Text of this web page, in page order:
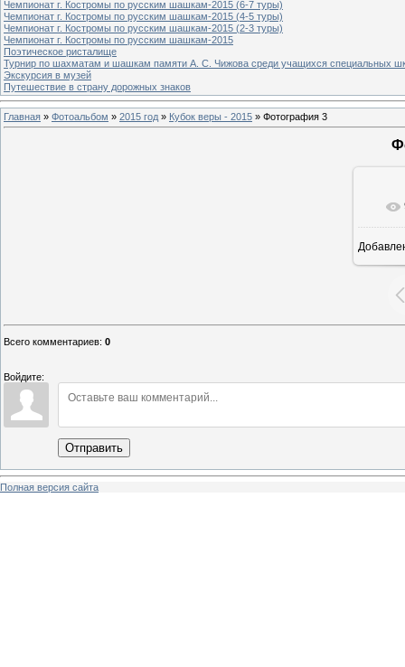
Чемпионат г. Костромы по русским шашкам-2015 (6-7 туры)
Чемпионат г. Костромы по русским шашкам-2015 (4-5 туры)
Чемпионат г. Костромы по русским шашкам-2015 (2-3 туры)
Чемпионат г. Костромы по русским шашкам-2015
Поэтическое ристалище
Турнир по шахматам и шашкам памяти А. С. Чижова среди учащихся специальных
Экскурсия в музей
Путешествие в страну дорожных знаков
Главная » Фотоальбом » 2015 год » Кубок веры - 2015 » Фотография 3
Всего комментариев: 0
Войдите:
Отправить
Полная версия сайта